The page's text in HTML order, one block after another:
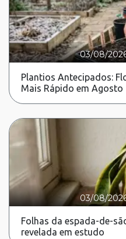
03/08/
Plantios Antecipados:
Mais Rápido em Agosto
03/08/
Folhas da espada-de-
revelada em estudo